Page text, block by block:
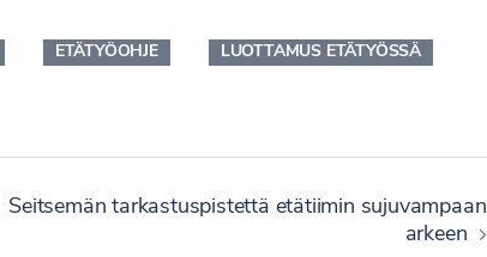
ETÄTYÖOHJE LUOTTAMUS ETÄTYÖSSÄ
Seitsemän tarkastuspistettä etätiimin sujuvampaan
arkeen